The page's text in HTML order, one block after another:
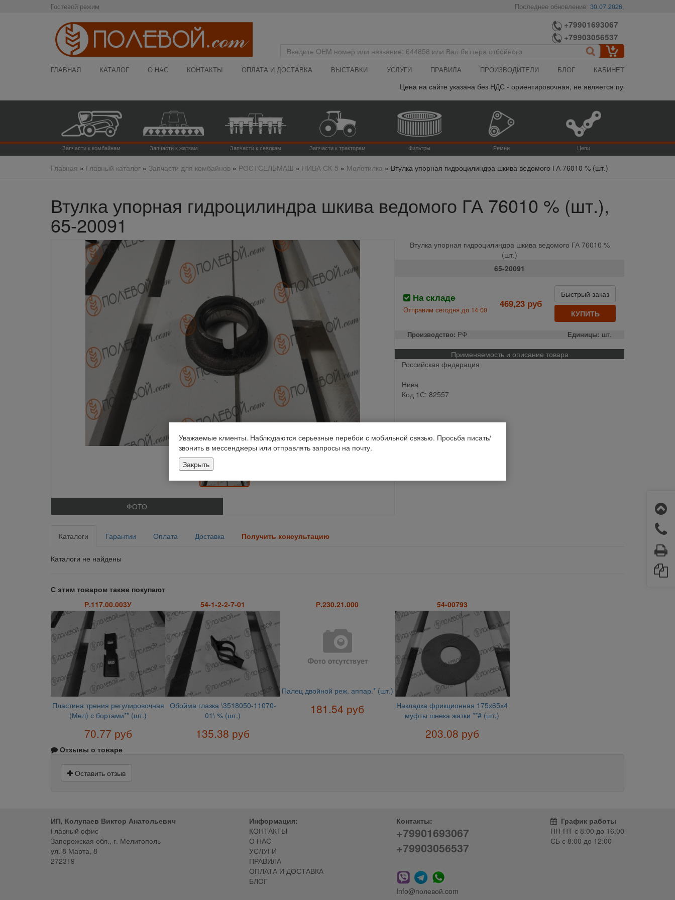
Гостевой режим Последнее обновление:30.07.2026,
+79901693067
+79903056537
ГЛАВНАЯ КАТАЛОГ О НАС КОНТАКТЫ ОПЛАТА И ДОСТАВКА ВЫСТАВКИ УСЛУГИ ПРАВИЛА ПРОИЗВОДИТЕЛИ БЛОГ КАБИНЕТ
Цена на сайте указана без НДС - ориентировочная, не является публичной офертой,
Запчасти к комбайнам Запчасти к жаткам Запчасти к сеялкам Запчасти к тракторам Фильтры Ремни Цепи
Главная » Главный каталог» Запчасти для комбайнов» РОСТСЕЛЬМАШ » НИВА СК-5 » Молотилка» Втулка упорная гидроцилиндра шкива ведомого ГА 76010 % (шт.)
Втулка упорная гидроцилиндра шкива ведомого ГА 76010 % (шт.),
65-20091
ФОТО
Втулка упорная гидроцилиндра шкива ведомого ГА 76010 %
(шт.)
65-20091
На складе
Отправим сегодня до 14:00
469,23 руб
Быстрый заказ
КУПИТЬ
Производство: РФ Единицы: шт.
Применяемость и описание товара
Российская федерация
Нива
Код 1С: 82557
Каталоги Гарантии Оплата Доставка Получить консультацию
Каталоги не найдены
С этим товаром также покупают
Р.117.00.003У
Пластина трения регулировочная
(Мел) с бортами** (шт.)
70.77 руб
54-1-2-2-7-01
Обойма глазка \3518050-11070-
01\ % (шт.)
135.38 руб
Р.230.21.000
Палец двойной реж. аппар.* (шт.)
181.54 руб
54-00793
Накладка фрикционная 175х65х4
муфты шнека жатки **# (шт.)
203.08 руб
Отзывы о товаре
Оставить отзыв
ИП, Колупаев Виктор Анатольевич
Главный офис
Запорожская обл., г. Мелитополь
ул. 8 Марта, 8
272319
Информация:
КОНТАКТЫ
О НАС
УСЛУГИ
ПРАВИЛА
ОПЛАТА И ДОСТАВКА
БЛОГ
Контакты:
+79901693067
+79903056537
Info@полевой.com
График работы
ПН-ПТ с8:00 до 16:00
СБ с8:00 до 12:00
Уважаемые клиенты. Наблюдаются серьезные перебои с мобильной связью. Просьба писать/
звонить в мессенджеры или отправлять запросы на почту.
Закрыть